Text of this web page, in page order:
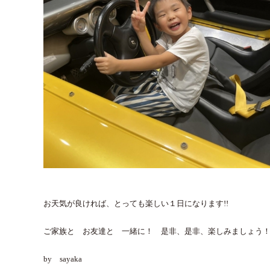
お天気が良ければ、とっても楽しい１日になります!!
ご家族と お友達と 一緒に！ 是非、是非、楽しみましょう
by sayaka